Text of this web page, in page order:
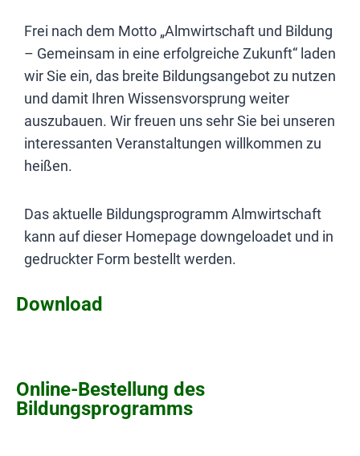
Frei nach dem Motto „Almwirtschaft und Bildung
– Gemeinsam in eine erfolgreiche Zukunft“ laden
wir Sie ein, das breite Bildungsangebot zu nutzen
und damit Ihren Wissensvorsprung weiter
auszubauen. Wir freuen uns sehr Sie bei unseren
interessanten Veranstaltungen willkommen zu
heißen.
Das aktuelle Bildungsprogramm Almwirtschaft
kann auf dieser Homepage downgeloadet und in
gedruckter Form bestellt werden.
Download
Online-Bestellung des
Bildungsprogramms